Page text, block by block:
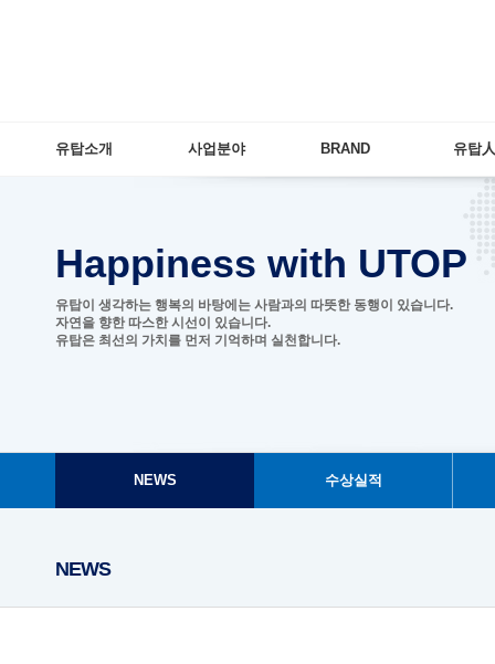
유탑소개 사업분야 BRAND 유탑人
HappinesswithUTOP
유탑이생각하는행복의바탕에는사람과의따뜻한동행이있습니다.
자연을향한따스한시선이있습니다.
유탑은최선의가치를먼저기억하며실천합니다.
NEWS 수상실적
NEWS